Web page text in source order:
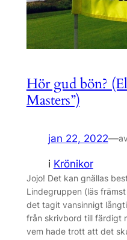
Hör gud bön?
Masters”)
jan 22, 2022—av
i Krönikor
Jojo! Det kan gnällas
Lindegruppen (läs
det tagit vansinnigt
från skrivbord till färdigt
vem hade trott att det